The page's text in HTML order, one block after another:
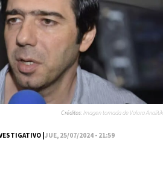
|JUE, 25/07/2024 - 21:59
Créditos:Imagen tomada de Valora Analitik